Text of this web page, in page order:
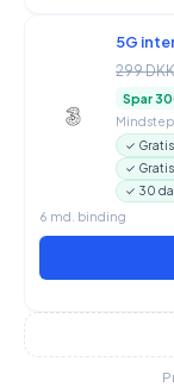
5G
299 DKK
Spar
✓
✓
✓ 30
6 md. binding